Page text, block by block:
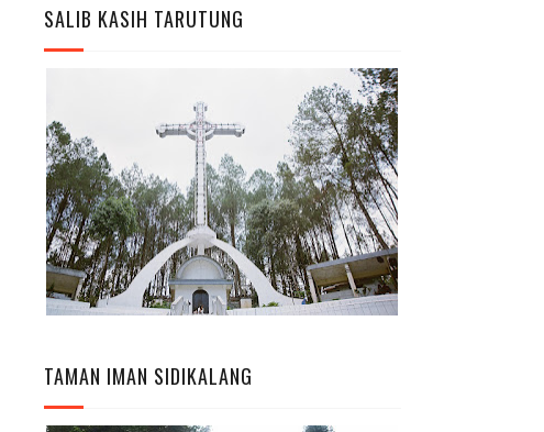
SALIB KASIH TARUTUNG
TAMAN IMAN SIDIKALANG